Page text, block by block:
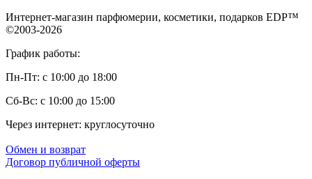
Интернет-магазин парфюмерии, косметики, подарков EDP™
©2003-2026
График работы:
Пн-Пт: с 10:00 до 18:00
Сб-Вс: с 10:00 до 15:00
Через интернет: круглосуточно
Обмен и возврат
Договор публичной оферты